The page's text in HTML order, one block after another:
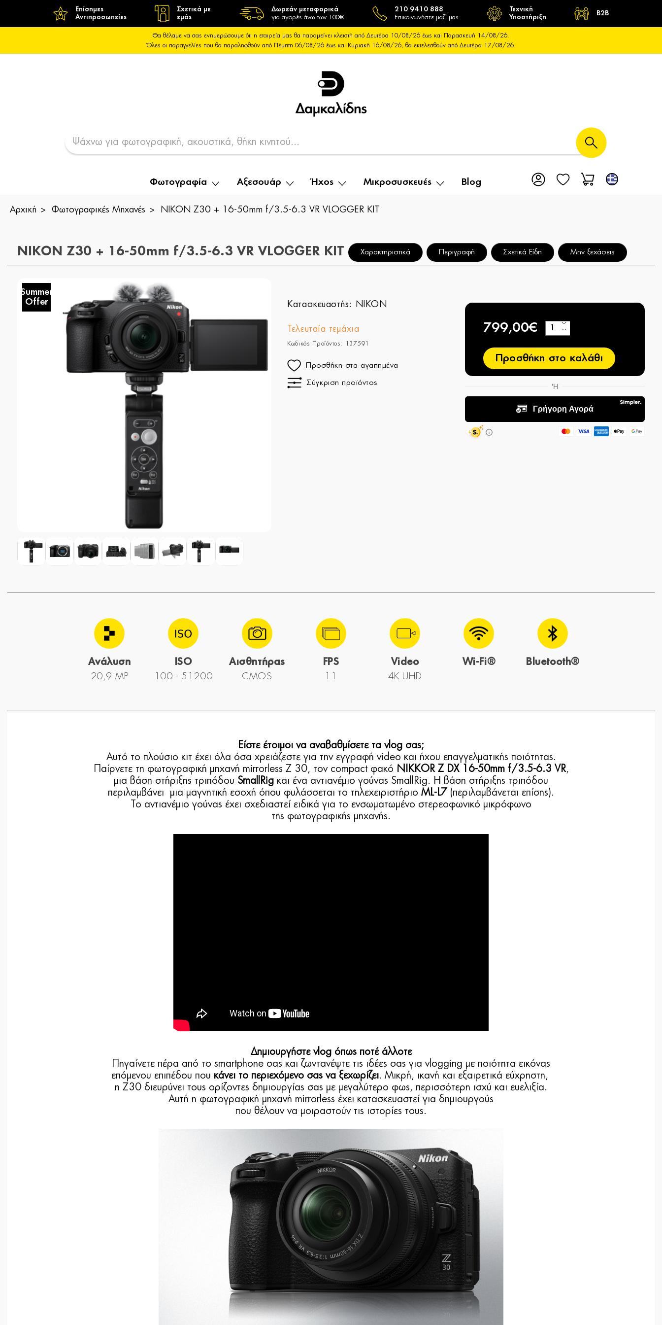
Επίσημες
Αντιπροσωπείες
Σχετικά με
εμάς
Δωρεάν μεταφορικά
για αγορές άνω των 100€
210 9410 888
Επικοινωνήστε μαζί μας
Τεχνική
Υποστήριξη
B2B
Θα θέλαμε να σας ενημερώσουμε ότι η εταιρεία μας θα παραμείνει κλειστή από Δευτέρα 10/08/26 έως και Παρασκευή 14/08/26.
Όλες οι παραγγελίες που θα παραληφθούν από Πέμπτη 06/08/26 έως και Κυριακή 16/08/26, θα εκτελεσθούν από Δευτέρα 17/08/26.
Φωτογραφία Αξεσουάρ Ήχος Μικροσυσκευές Blog
Αρχική Φωτογραφικές Μηχανές NIKON Z30 + 16-50mm f/3.5-6.3 VR VLOGGER KIT
NIKON Z30 + 16-50mm f/3.5-6.3 VR VLOGGER KIT Χαρακτηριστικά Περιγραφή Σχετικά Είδη Μην ξεχάσεις
Summer
Offer
Κατασκευαστής: NIKON
Τελευταία τεμάχια
Κωδικός Προϊόντος: 137591
Προσθήκη στα αγαπημένα
Σύγκριση προϊόντος
799,00€ −
+
Προσθήκη στο καλάθι
Ανάλυση
20,9 MP
ISO
100 - 51200
Αισθητήρας
CMOS
FPS
Video
4K UHD
Wi-Fi® Bluetooth®
Είστε έτοιμοι να αναβαθμίσετε τα vlog σας;
Αυτό το πλούσιο κιτ έχει όλα όσα χρειάζεστε για την εγγραφή video και ήχου επαγγελματικής ποιότητας.
Παίρνετε τη φωτογραφική μηχανή mirrorless Z 30, τον compact φακό NIKKOR Z DX 16-50mm f/3.5-6.3 VR,
μια βάση στήριξης τριπόδου SmallRig και ένα αντιανέμιο γούνας SmallRig. Η βάση στήριξης τριπόδου
περιλαμβάνει μια μαγνητική εσοχή όπου φυλάσσεται το τηλεχειριστήριο ML-L7 (περιλαμβάνεται επίσης).
Το αντιανέμιο γούνας έχει σχεδιαστεί ειδικά για το ενσωματωμένο στερεοφωνικό μικρόφωνο
της φωτογραφικής μηχανής.
Δημιουργήστε vlog όπως ποτέ άλλοτε
Πηγαίνετε πέρα από το smartphone σας και ζωντανέψτε τις ιδέες σας για vlogging με ποιότητα εικόνας
επόμενου επιπέδου που κάνει το περιεχόμενο σας να ξεχωρίζει. Μικρή, ικανή και εξαιρετικά εύχρηστη,
η Z30 διευρύνει τους ορίζοντες δημιουργίας σας με μεγαλύτερο φως, περισσότερη ισχύ και ευελιξία.
Αυτή η φωτογραφική μηχανή mirrorless έχει κατασκευαστεί για δημιουργούς
που θέλουν να μοιραστούν τις ιστορίες τους.